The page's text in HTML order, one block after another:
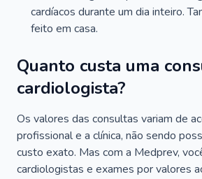
cardíacos durante um dia inteiro.
feito em casa.
Quanto custa uma
cardiologista?
Os valores das consultas variam de
profissional e a clínica, não sendo
custo exato. Mas com a Medprev,
cardiologistas e exames por valores